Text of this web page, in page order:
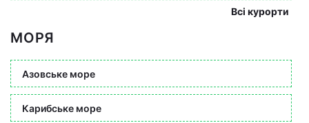
Всі курорти
МОРЯ
Азовське море
Карибське море